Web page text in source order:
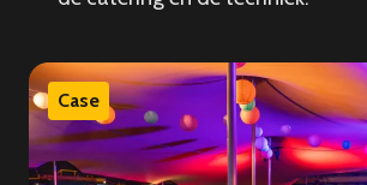
Case